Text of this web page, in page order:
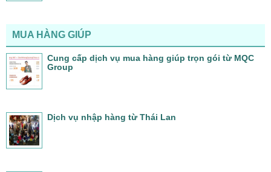
MUA HÀNG GIÚP
Cung cấp dịch vụ mua hàng giúp trọn gói từ MQC
Group
Dịch vụ nhập hàng từ Thái Lan